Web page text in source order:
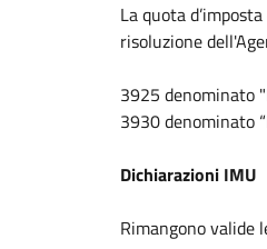
La quota
risoluzione
3925 denominato
3930 denominato
Dichiarazioni IMU
Rimangono valide